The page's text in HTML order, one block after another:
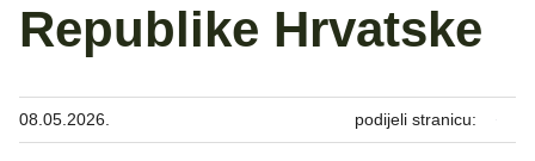
Republike Hrvatske
08.05.2026. podijeli stranicu: